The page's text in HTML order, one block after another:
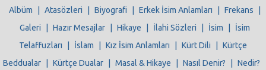
Albüm Atasözleri Biyografi Erkek İsim Anlamları Frekans
Galeri
Hazır Mesajlar Hikaye İlahi Sözleri İsim
İsim
Telaffuzları
İslam Kız İsim Anlamları Kürt Dili
Kürtçe
Beddualar
Kürtçe Dualar Masal & Hikaye Nasıl Denir?
Nedir?